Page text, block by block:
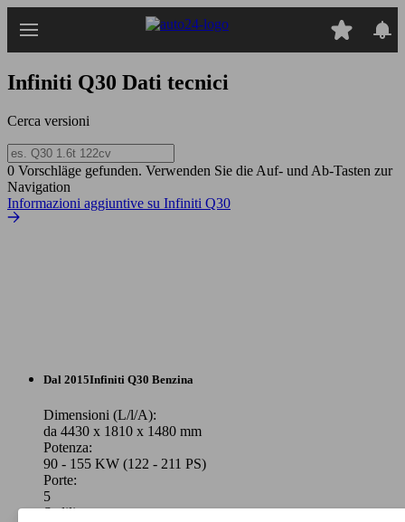
Infiniti Q30 Dati tecnici
Cerca versioni
0 Vorschläge gefunden. Verwenden Sie die Auf- und Ab-Tasten zur
Navigation
Informazioni aggiuntive su Infiniti Q30
Dal 2015Infiniti Q30 Benzina
Dimensioni (L/l/A):
da 4430 x 1810 x 1480 mm
Potenza:
90 - 155 KW (122 - 211 PS)
Porte:
5
Sedili: